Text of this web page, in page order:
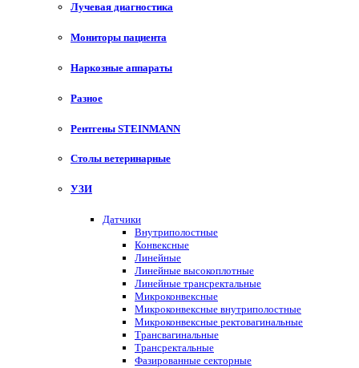
Лучевая диагностика
Мониторы пациента
Наркозные аппараты
Разное
Рентгены STEINMANN
Столы ветеринарные
УЗИ
Датчики
Внутриполостные
Конвексные
Линейные
Линейные высокоплотные
Линейные трансректальные
Микроконвексные
Микроконвексные внутриполостные
Микроконвексные ректовагинальные
Трансвагинальные
Трансректальные
Фазированные секторные